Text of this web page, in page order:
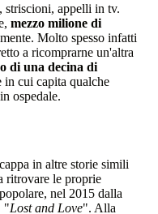
striscioni, appelli in tv.
mezzo milione di
Molto spesso infatti
a ricomprarne un'altra
di una decina di
in cui capita qualche
ospedale.
in altre storie simili
ritrovare le proprie
nel 2015 dalla
"Lost and Love". Alla